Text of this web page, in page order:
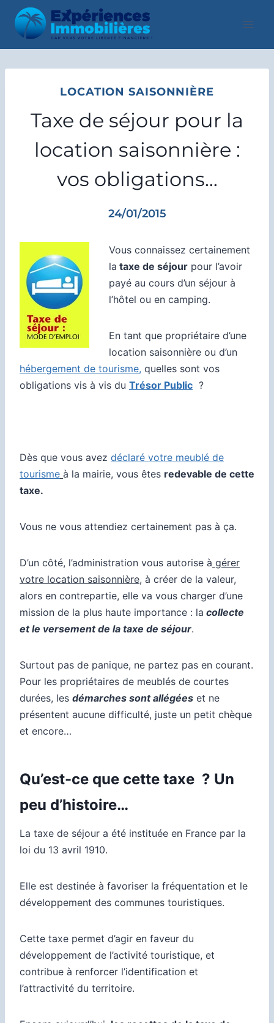
Aller
contenu
LOCATION SAISONNIÈRE
Taxe de séjour pour la
location saisonnière :
vos obligations…
24/01/2015
Vous connaissez certainement
la taxe de séjour pour l’avoir
payé au cours d’un séjour à
l’hôtel ou en camping.
En tant que propriétaire d’une
location saisonnière ou d’un
hébergement de tourisme, quelles sont vos
obligations vis à vis du Trésor Public ?
Dès que vous avez déclaré votre meublé de
tourisme à la mairie, vous êtes redevable de cette
taxe.
Vous ne vous attendiez certainement pas à ça.
D’un côté, l’administration vous autorise à gérer
votre location saisonnière, à créer de la valeur,
alors en contrepartie, elle va vous charger d’une
mission de la plus haute importance : la collecte
et le versement de la taxe de séjour.
Surtout pas de panique, ne partez pas en courant.
Pour les propriétaires de meublés de courtes
durées, les démarches sont allégées et ne
présentent aucune difficulté, juste un petit chèque
et encore…
Qu’est-ce que cette taxe ? Un
peu d’histoire…
La taxe de séjour a été instituée en France par la
loi du 13 avril 1910.
Elle est destinée à favoriser la fréquentation et le
développement des communes touristiques.
Cette taxe permet d’agir en faveur du
développement de l’activité touristique, et
contribue à renforcer l’identification et
l’attractivité du territoire.